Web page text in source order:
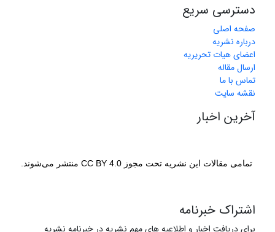
دسترسی سریع
صفحه اصلی
درباره نشریه
اعضای هیات تحریریه
ارسال مقاله
تماس با ما
نقشه سایت
آخرین اخبار
تمامی مقالات این نشریه تحت مجوز CC BY 4.0 منتشر می‌شوند.
اشتراک خبرنامه
برای دریافت اخبار و اطلاعیه های مهم نشریه در خبرنامه نشریه